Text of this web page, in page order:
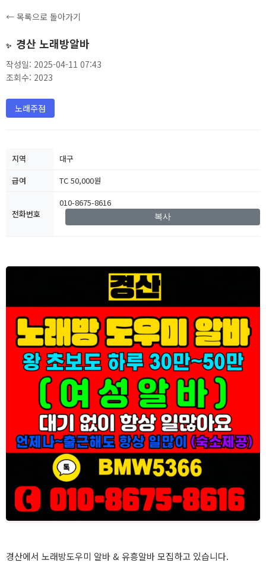
← 목록으로 돌아가기
✨ 경산 노래방알바
작성일: 2025-04-11 07:43
조회수: 2023
노래주점
지역
대구
급여
TC 50,000원
전화번호
010-8675-8616
복사
경산에서 노래방도우미 알바 & 유흥알바 모집하고 있습니다.